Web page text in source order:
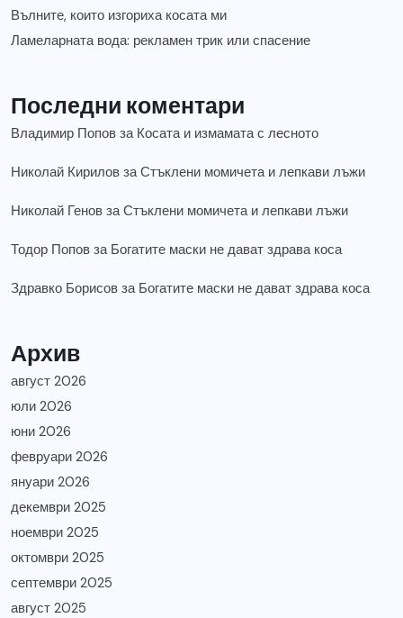
Вълните, които изгориха косата ми
Ламеларната вода: рекламен трик или спасение
Последни коментари
Владимир Попов за Косата и измамата с лесното
Николай Кирилов заСтъклени момичета и лепкави лъжи
Николай Генов заСтъклени момичета и лепкави лъжи
Тодор Попов за Богатите маски не дават здрава коса
Здравко Борисов за Богатите маски не дават здрава коса
Архив
август 2026
юли 2026
юни 2026
февруари 2026
януари 2026
декември 2025
ноември 2025
октомври 2025
септември 2025
август 2025